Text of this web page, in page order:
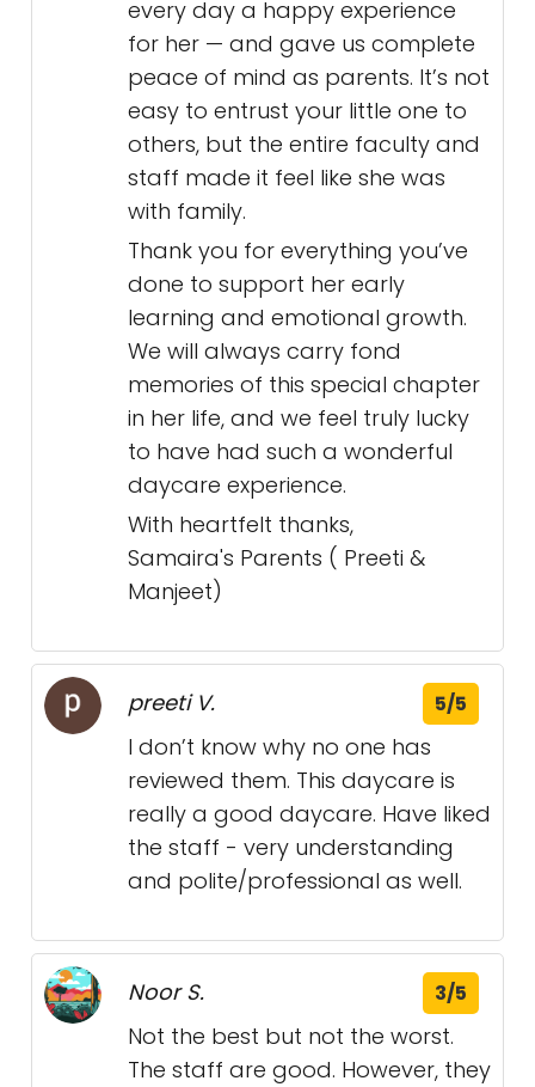
every day a happy experience
for her — and gave us complete
peace of mind as parents. It’s not
easy to entrust your little one to
others, but the entire faculty and
staff made it feel like she was
with family.
Thank you for everything you’ve
done to support her early
learning and emotional growth.
We will always carry fond
memories of this special chapter
in her life, and we feel truly lucky
to have had such a wonderful
daycare experience.
With heartfelt thanks,
Samaira's Parents ( Preeti &
Manjeet)
preeti V. 5/5
I don’t know why no one has
reviewed them. This daycare is
really a good daycare. Have liked
the staff - very understanding
and polite/professional as well.
Noor S. 3/5
Not the best but not the worst.
The staff are good. However, they